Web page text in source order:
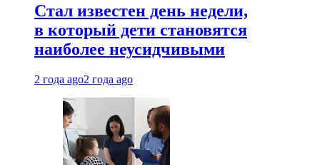
Стал известен день недели,
в который дети становятся
наиболее неусидчивыми
2 года ago2 года ago